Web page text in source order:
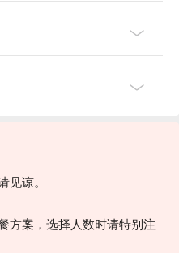
谅。
方案，选择人数时请特别注